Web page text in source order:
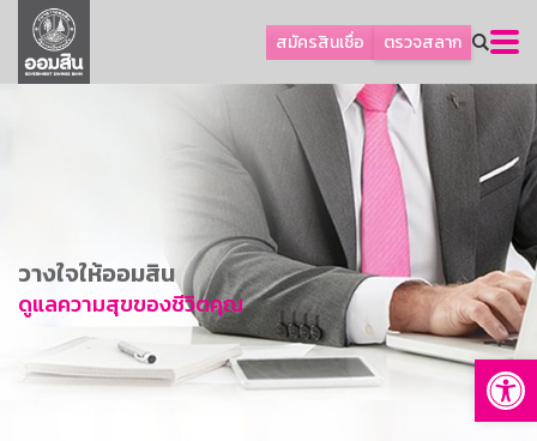
สมัครสินเชื่อ ตรวจสลาก
ลูกค้าธุรกิจ
ลูกค้าผู้ประกอบรายย่อย
การพัฒนาที่ยั่งยืน
ข่าวสาร
บริการทางการเงิน
อื่นๆ
วางใจให้ออมสิน
ดูแลความสุขของชีวิตคุณ